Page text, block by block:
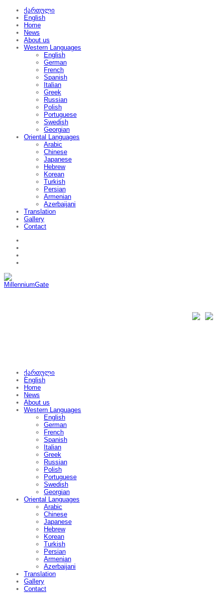
ქართული
English
Home
News
About us
Western Languages
English
German
French
Spanish
Italian
Greek
Russian
Polish
Portuguese
Swedish
Georgian
Oriental Languages
Arabic
Chinese
Japanese
Hebrew
Korean
Turkish
Persian
Armenian
Azerbaijani
Translation
Gallery
Contact
ქართული
English
Home
News
About us
Western Languages
English
German
French
Spanish
Italian
Greek
Russian
Polish
Portuguese
Swedish
Georgian
Oriental Languages
Arabic
Chinese
Japanese
Hebrew
Korean
Turkish
Persian
Armenian
Azerbaijani
Translation
Gallery
Contact